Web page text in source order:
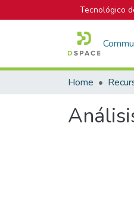
Tecnológico
Home